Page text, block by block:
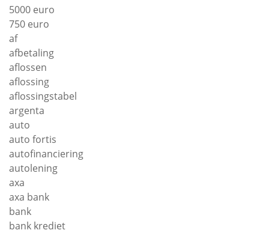
5000 euro
750 euro
af
afbetaling
aflossen
aflossing
aflossingstabel
argenta
auto
auto fortis
autofinanciering
autolening
axa
axa bank
bank
bank krediet